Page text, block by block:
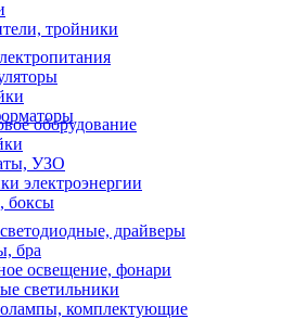
тройники
оборудование
УЗО
электроэнергии
боксы
драйверы
бра
освещение, фонари
светильники
комплектующие